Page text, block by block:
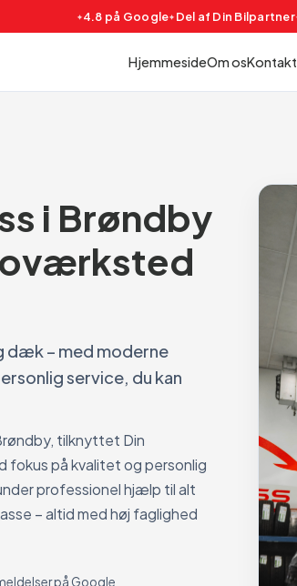
4.8 på Google Del af Din Bilpartner
HjemmesideOm osKontakt
i Brøndby
dæk – med moderne
service, du kan
tilknyttet Din
fokus på kvalitet og personlig
professionel hjælp til alt
– altid med høj faglighed
på Google